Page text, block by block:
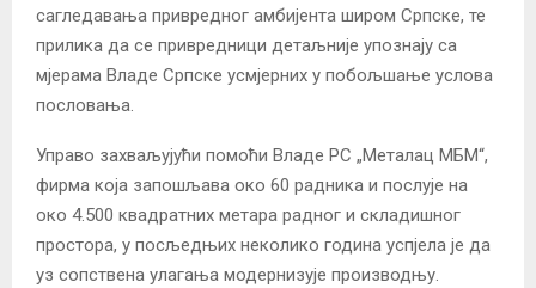
сагледавања привредног амбијента широм Српске, те
прилика да се привредници детаљније упознају са
мјерама Владе Српске усмјерних у побољшање услова
пословања.
Управо захваљујући помоћи Владе РС „Металац МБМ“,
фирма која запошљава око 60 радника и послује на
око 4.500 квадратних метара радног и складишног
простора, у посљедњих неколико година успјела је да
уз сопствена улагања модернизује производњу.